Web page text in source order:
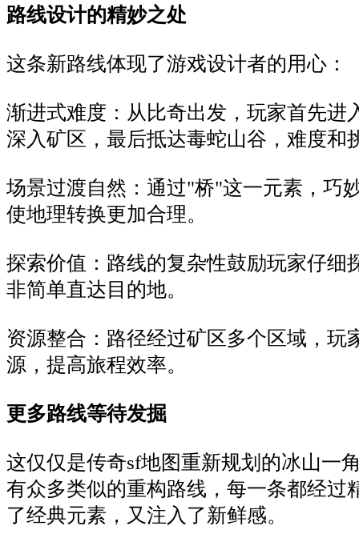
路线设计的精妙之处
这条新路线体现了游戏设计者的用心：
渐进式难度：从比奇出发，玩家首先进
深入矿区，最后抵达毒蛇山谷，难度和
场景过渡自然：通过"桥"这一元素，巧
使地理转换更加合理。
探索价值：路线的复杂性鼓励玩家仔细
非简单直达目的地。
资源整合：路径经过矿区多个区域，玩
源，提高旅程效率。
更多路线等待发掘
这仅仅是传奇sf地图重新规划的冰山一
有众多类似的重构路线，每一条都经过
了经典元素，又注入了新鲜感。